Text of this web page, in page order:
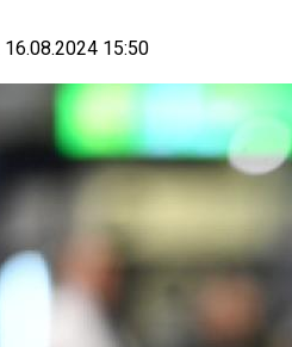
16.08.2024 15:50